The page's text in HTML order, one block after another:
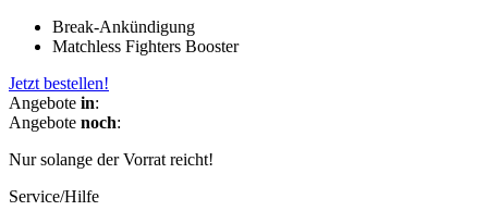
Break-Ankündigung
Matchless Fighters Booster
Jetzt bestellen!
Angebote in:
Angebote noch:
Nur solange der Vorrat reicht!
Service/Hilfe